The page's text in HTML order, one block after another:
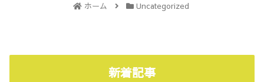
ホーム Uncategorized
新着記事